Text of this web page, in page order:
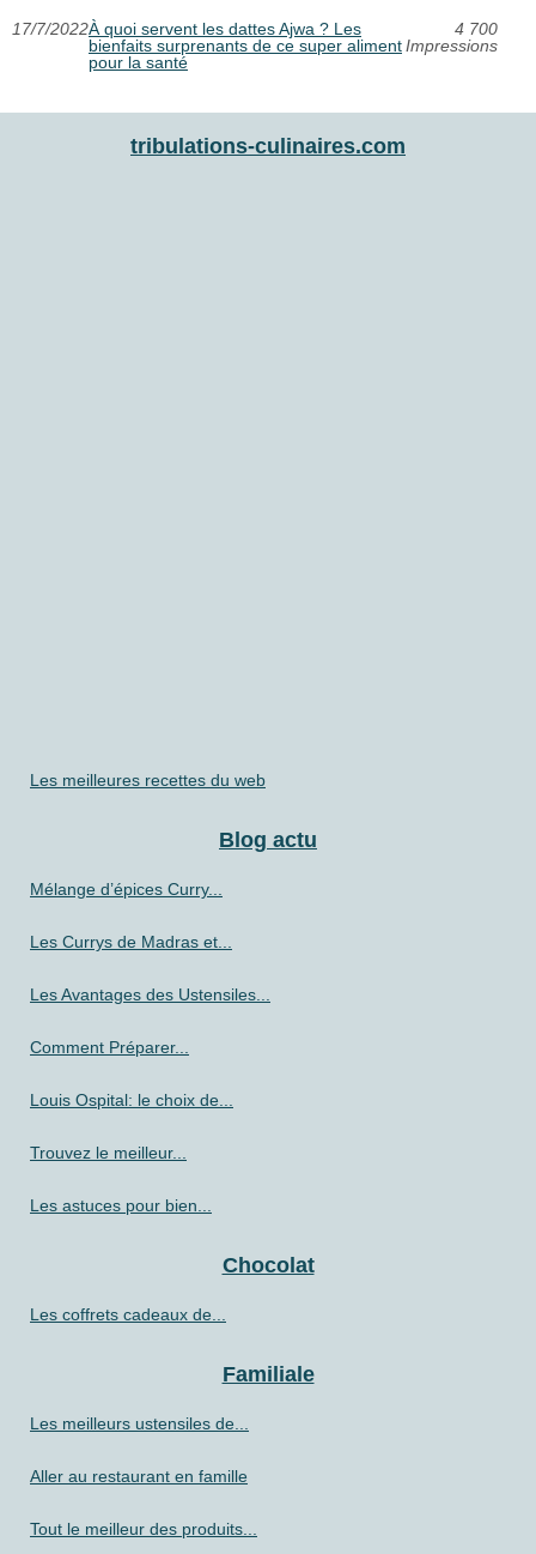
17/7/2022À quoi servent les dattes Ajwa ? Les
bienfaits surprenants de ce super aliment
pour la santé
4 700
Impressions
tribulations-culinaires.com
Les meilleures recettes du web
Blog actu
Mélange d’épices Curry...
Les Currys de Madras et...
Les Avantages des Ustensiles...
Comment Préparer...
Louis Ospital: le choix de...
Trouvez le meilleur...
Les astuces pour bien...
Chocolat
Les coffrets cadeaux de...
Familiale
Les meilleurs ustensiles de...
Aller au restaurant en famille
Tout le meilleur des produits...